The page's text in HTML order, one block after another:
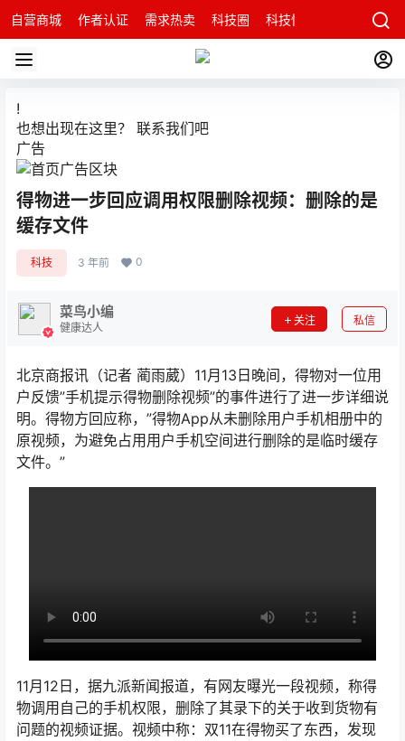
自营商城 作者认证 需求热卖 科技圈 科技快讯 智能科技问
!
也想出现在这里？ 联系我们吧
广告
得物进一步回应调用权限删除视频：删除的是
缓存文件
科技 3 年前 0
菜鸟小编
健康达人
关注 私信
北京商报讯（记者 蔺雨葳）11月13日晚间，得物对一位用
户反馈”手机提示得物删除视频”的事件进行了进一步详细说
明。得物方回应称，”得物App从未删除用户手机相册中的
原视频，为避免占用用户手机空间进行删除的是临时缓存
文件。”
11月12日，据九派新闻报道，有网友曝光一段视频，称得
物调用自己的手机权限，删除了其录下的关于收到货物有
问题的视频证据。视频中称：双11在得物买了东西，发现